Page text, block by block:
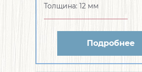
Толщина: 12 мм
Подробнее